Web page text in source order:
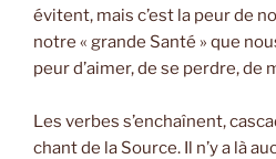
évitent, mais c’est la peur de
notre « grande Santé » que
peur d’aimer, de se perdre, de
Les verbes s’enchaînent,
chant de la Source. Il n’y a là